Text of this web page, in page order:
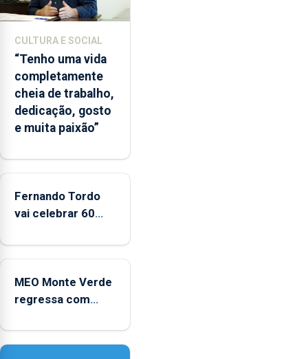
início
da
época
balnear
CULTURA E SOCIAL
“Tenho uma vida
completamente
cheia de trabalho,
dedicação, gosto
e muita paixão”
Fernando Tordo
vai celebrar 60
no Coliseu
MEO Monte Verde
regressa com
acessibilidade